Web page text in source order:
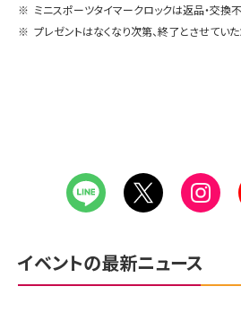
※ ミニスポーツタイマークロックは返品・交換不
※ プレゼントはなくなり次第、終了とさせていた
イベントの最新ニュース